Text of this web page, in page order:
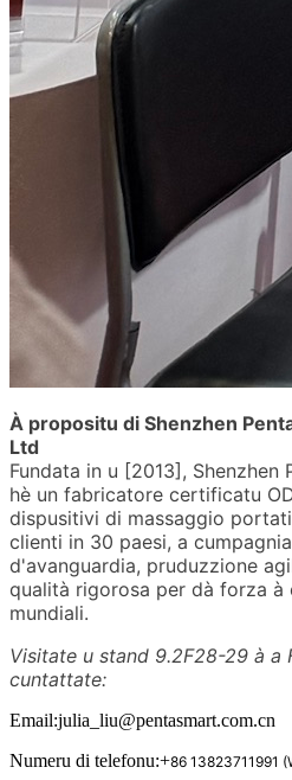
À propositu di Shenzhen
Ltd
Fundata in u [2013], Shenzhen
hè un fabricatore certificatu
dispusitivi di massaggio
clienti in 30 paesi, a
d'avanguardia, pruduzzione
qualità rigorosa per dà forza à
mundiali.
Visitate u stand 9.2F28-29 à a
cuntattate:
Email:julia_liu@pentasmart.com.cn
Numeru di telefonu:+86 13823711991